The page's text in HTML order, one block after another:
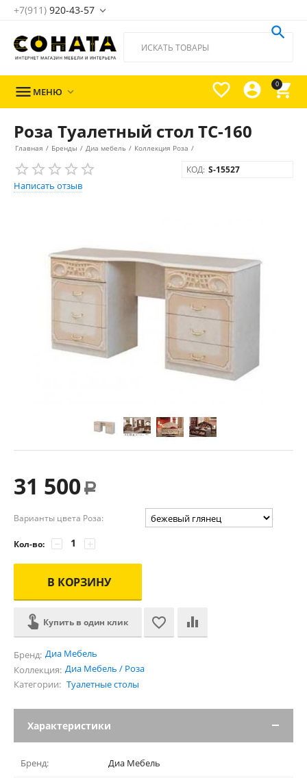
+7(911) 920-43-57 
0




 МЕНЮ 
Роза Туалетный стол ТС-160
Главная / Бренды / Диа мебель / Коллекция Роза /
Написать отзыв
КОД: S-15527
31 500 Р
Варианты цвета Роза:
Кол-во: +
−
В КОРЗИНУ
Купить в один клик
Бренд: Диа Мебель
Коллекция: Диа Мебель / Роза
Категории: Туалетные столы
Характеристики
Бренд: Диа Мебель